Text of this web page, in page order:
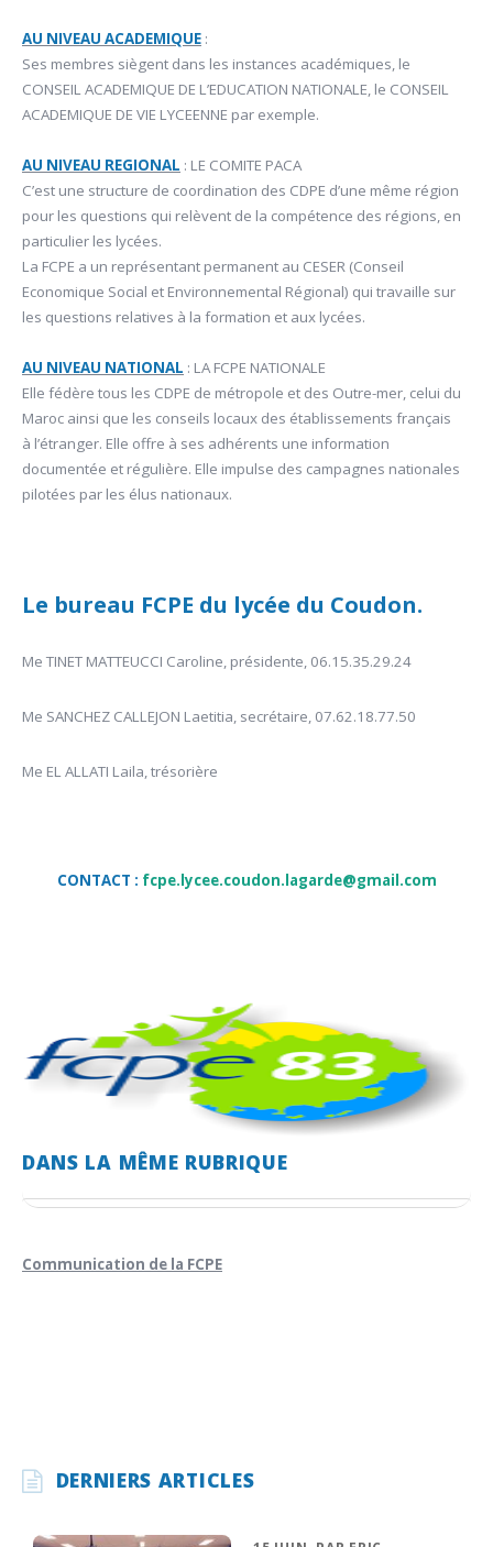
AU NIVEAU ACADEMIQUE :
Ses membres siègent dans les instances académiques, le
CONSEIL ACADEMIQUE DE L’EDUCATION NATIONALE, le CONSEIL
ACADEMIQUE DE VIE LYCEENNE par exemple.
AU NIVEAU REGIONAL : LE COMITE PACA
C’est une structure de coordination des CDPE d’une même région
pour les questions qui relèvent de la compétence des régions, en
particulier les lycées.
La FCPE a un représentant permanent au CESER (Conseil
Economique Social et Environnemental Régional) qui travaille sur
les questions relatives à la formation et aux lycées.
AU NIVEAU NATIONAL : LA FCPE NATIONALE
Elle fédère tous les CDPE de métropole et des Outre-mer, celui du
Maroc ainsi que les conseils locaux des établissements français
à l’étranger. Elle offre à ses adhérents une information
documentée et régulière. Elle impulse des campagnes nationales
pilotées par les élus nationaux.
Le bureau FCPE du lycée du Coudon.
Me TINET MATTEUCCI Caroline, présidente, 06.15.35.29.24
Me SANCHEZ CALLEJON Laetitia, secrétaire, 07.62.18.77.50
Me EL ALLATI Laila, trésorière
CONTACT : fcpe.lycee.coudon.lagarde@gmail.com
DANS LA MÊME RUBRIQUE
Communication de la FCPE
DERNIERS ARTICLES